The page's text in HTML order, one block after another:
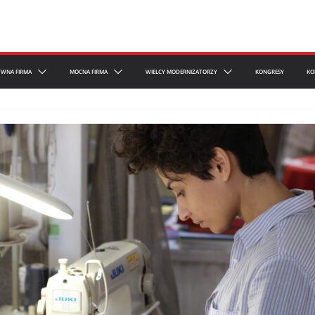
FIRMA MOCNA FIRMA WIELCY MODERNIZATORZY KONGRESY